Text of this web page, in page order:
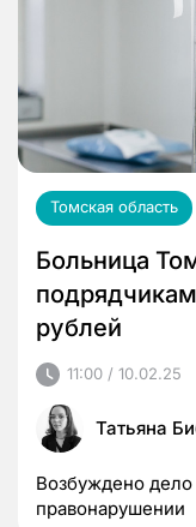
Томская область
Больница
рублей
11:00 / 10.02.25
Татьяна
Возбуждено
правонарушении